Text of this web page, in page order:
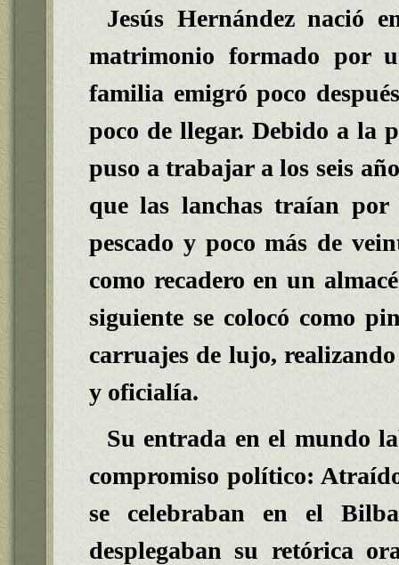
Jesús Hernández nació
matrimonio formado por
familia emigró poco
poco de llegar. Debido a la
puso a trabajar a los seis
que las lanchas traían
pescado y poco más de
como recadero en un
siguiente se colocó como
carruajes de lujo,
y oficialía.
Su entrada en el mundo
compromiso político:
se celebraban en el
desplegaban su retórica